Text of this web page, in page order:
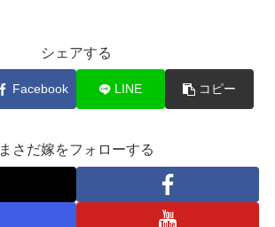
シェアする
Facebook LINE コピー
まさだ嫁をフォローする